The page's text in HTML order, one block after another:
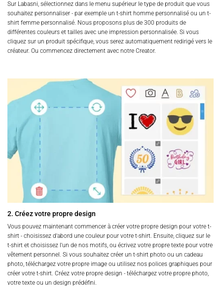
Sur Labasni, sélectionnez dans le menu supérieur le type de produit que vous
souhaitez personnaliser - par exemple un t-shirt homme personnalisé ou un t-
shirt femme personnalisé. Nous proposons plus de 300 produits de
différentes couleurs et tailles avec une impression personnalisée. Si vous
cliquez sur un produit spécifique, vous serez automatiquement redirigé vers le
créateur. Ou commencez directement avec notre Creator.
2. Créez votre propre design
Vous pouvez maintenant commencer à créer votre propre design pour votre t-
shirt - choisissez d'abord une couleur pour votre t-shirt. Ensuite, cliquez sur le
t-shirt et choisissez l'un de nos motifs, ou écrivez votre propre texte pour votre
vêtement personnel. Si vous souhaitez créer un t-shirt photo ou un cadeau
photo, téléchargez votre propre image ou utilisez nos polices graphiques pour
créer votre t-shirt. Créez votre propre design - téléchargez votre propre photo,
votre texte ou un design prédéfini.